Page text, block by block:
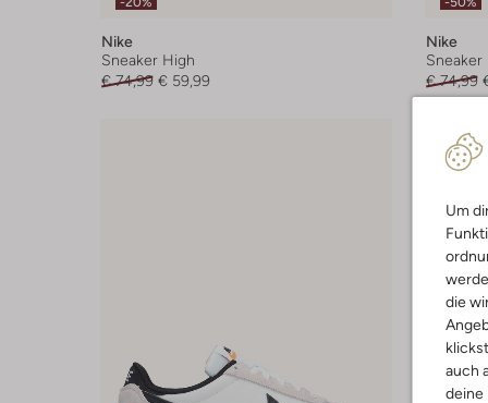
Um
die
auch
deine
Nike
Sneaker High
€ 74,99 € 59,99
Nike
Sneaker
€ 74,99